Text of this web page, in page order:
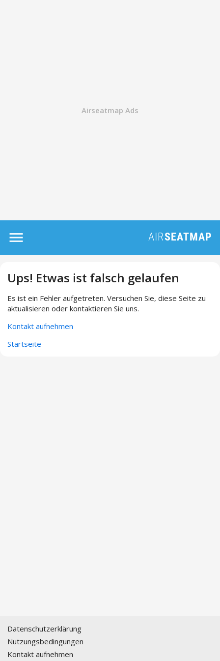
Ups! Etwas ist falsch gelaufen
Es ist ein Fehler aufgetreten. Versuchen Sie, diese Seite zu
aktualisieren oder kontaktieren Sie uns.
Kontakt aufnehmen
Startseite
Datenschutzerklärung
Nutzungsbedingungen
Kontakt aufnehmen